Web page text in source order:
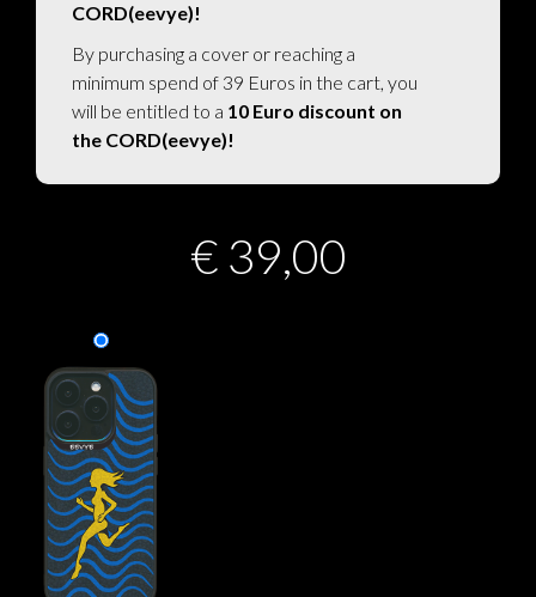
CORD(eevye)!
By purchasing a cover or reaching a
minimum spend of 39 Euros in the cart, you
will be entitled to a 10 Euro discount on
the CORD(eevye)!
€39,00